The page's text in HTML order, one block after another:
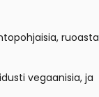
ruoasta
vegaanisia, ja